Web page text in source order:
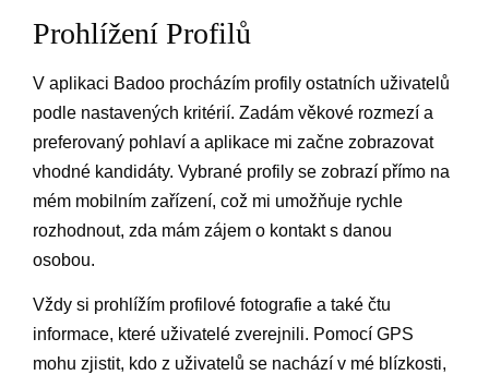
Prohlížení Profilů
V aplikaci Badoo procházím profily ostatních uživatelů
podle nastavených kritérií. Zadám věkové rozmezí a
preferovaný pohlaví a aplikace mi začne zobrazovat
vhodné kandidáty. Vybrané profily se zobrazí přímo na
mém mobilním zařízení, což mi umožňuje rychle
rozhodnout, zda mám zájem o kontakt s danou
osobou.
Vždy si prohlížím profilové fotografie a také čtu
informace, které uživatelé zverejnili. Pomocí GPS
mohu zjistit, kdo z uživatelů se nachází v mé blízkosti,